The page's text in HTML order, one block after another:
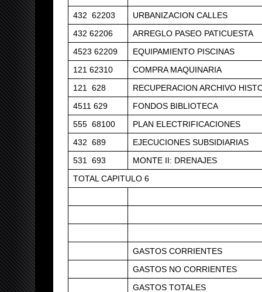
432 62203
URBANIZACION CALLES
432 62206
ARREGLO PASEO PATICUESTA
4523 62209
EQUIPAMIENTO PISCINAS
121 62310
COMPRA MAQUINARIA
121 628
RECUPERACION ARCHIVO
4511 629
FONDOS BIBLIOTECA
555 68100
PLAN ELECTRIFICACIONES
432 689
EJECUCIONES SUBSIDIARIAS
531 693
MONTE II: DRENAJES
TOTAL CAPITULO 6
GASTOS CORRIENTES
GASTOS NO CORRIENTES
GASTOS TOTALES